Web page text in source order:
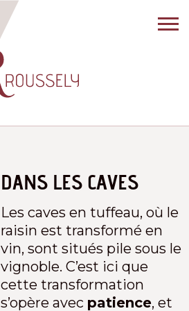
DANS LES CAVES
Les caves en tuffeau, où le
raisin est transformé en
vin, sont situés pile sous le
vignoble. C’est ici que
cette transformation
s’opère avec patience, et